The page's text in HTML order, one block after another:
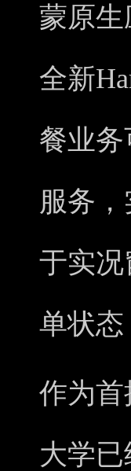
蒙原
全新
餐业
服务
于实
单状
作为
大学